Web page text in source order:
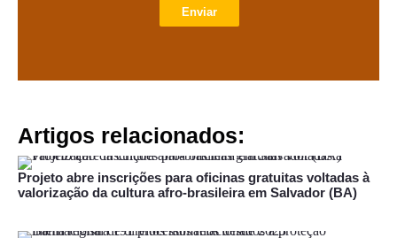
Enviar
Artigos relacionados:
Projeto abre inscrições para oficinas gratuitas voltadas à
valorização da cultura afro-brasileira em Salvador (BA)